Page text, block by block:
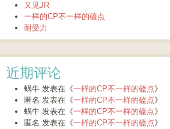
又见JR
一样的CP不一样的磕点
耐受力
近期评论
蜗牛 发表在《一样的CP不一样的磕点》
匿名 发表在《一样的CP不一样的磕点》
蜗牛 发表在《一样的CP不一样的磕点》
匿名 发表在《一样的CP不一样的磕点》